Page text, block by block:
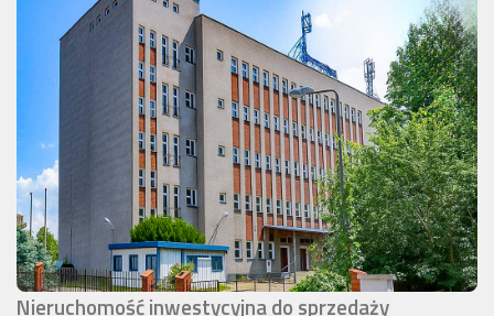
Nieruchomość inwestycyjna do sprzedaży